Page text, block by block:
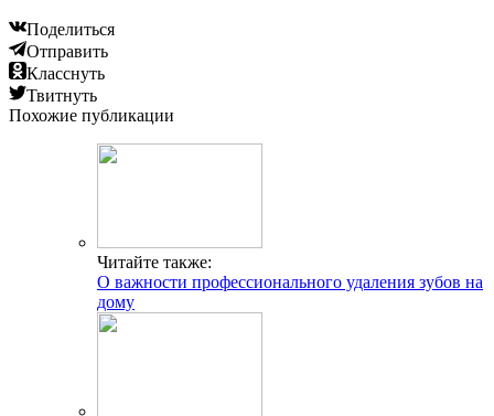
Поделиться
Отправить
Класснуть
Твитнуть
Похожие публикации
Читайте также:
О важности профессионального удаления зубов на
дому